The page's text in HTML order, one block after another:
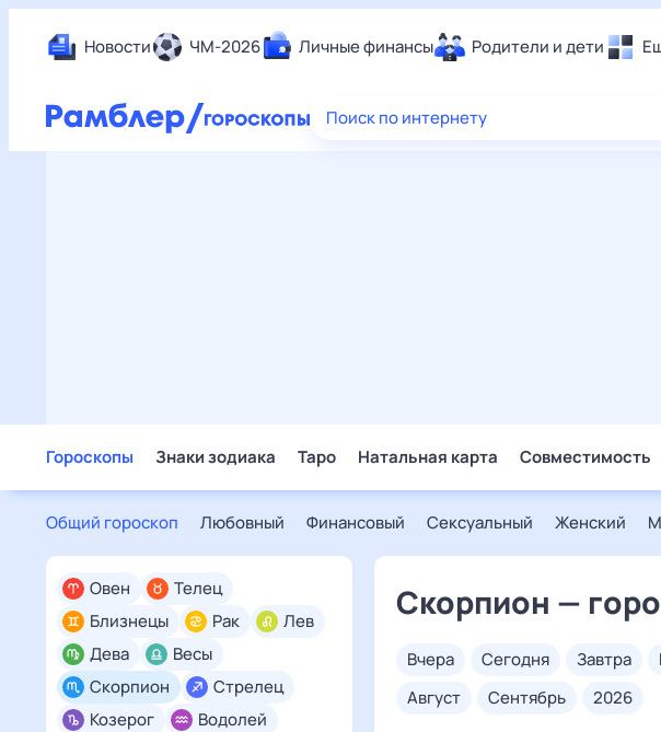
Новости ЧМ-2026 Личные финансы Родители и дети
Еда
Поиск по интернету
Гороскопы Знаки зодиака Таро Натальная карта Совместимость
Общий гороскоп Любовный Финансовый Сексуальный Женский
Овен
Телец
Близнецы
Рак
Лев
Дева
Весы
Скорпион
Стрелец
Козерог
Водолей
Скорпион —
вчера сегодня завтра
август
сентябрь 2026